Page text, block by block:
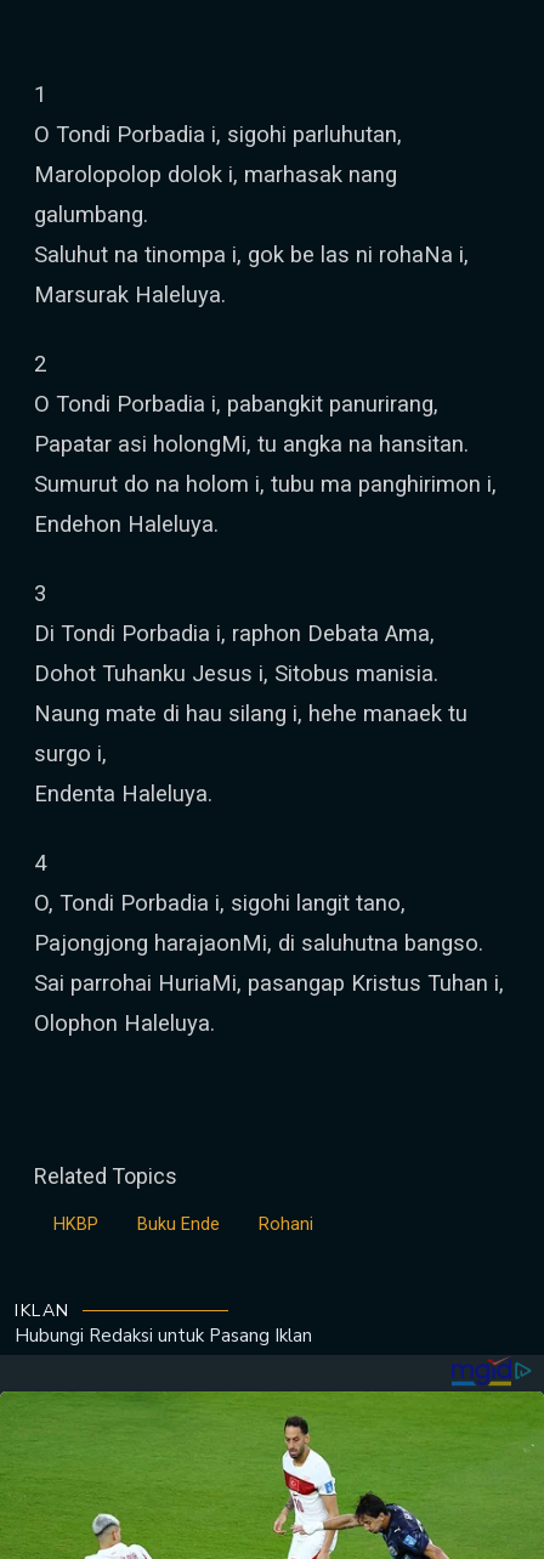
1
O Tondi Porbadia i, sigohi parluhutan,
Marolopolop dolok i, marhasak nang
galumbang.
Saluhut na tinompa i, gok be las ni rohaNa i,
Marsurak Haleluya.
2
O Tondi Porbadia i, pabangkit panurirang,
Papatar asi holongMi, tu angka na hansitan.
Sumurut do na holom i, tubu ma panghirimon i,
Endehon Haleluya.
3
Di Tondi Porbadia i, raphon Debata Ama,
Dohot Tuhanku Jesus i, Sitobus manisia.
Naung mate di hau silang i, hehe manaek tu
surgo i,
Endenta Haleluya.
4
O, Tondi Porbadia i, sigohi langit tano,
Pajongjong harajaonMi, di saluhutna bangso.
Sai parrohai HuriaMi, pasangap Kristus Tuhan i,
Olophon Haleluya.
Related Topics
HKBP Buku Ende Rohani
IKLAN
Hubungi Redaksi untuk Pasang Iklan